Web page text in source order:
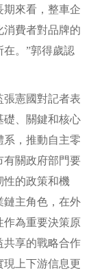
期來看，整車企
消費者對品牌的
。”郭得歲認
張憲國對記者表
礎、關鍵和核心
系，推動自主零
有關政府部門要
性的政策和機
鏈主角色，在外
作為重要決策原
共享的戰略合作
現上下游信息更